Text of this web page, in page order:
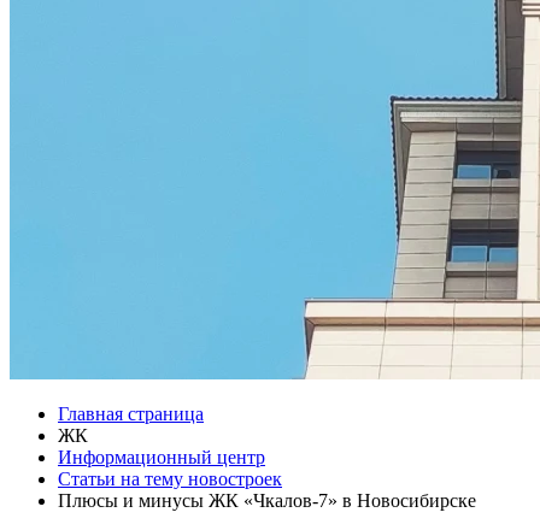
Главная страница
ЖК
Информационный центр
Статьи на тему новостроек
Плюсы и минусы ЖК «Чкалов-7» в Новосибирске